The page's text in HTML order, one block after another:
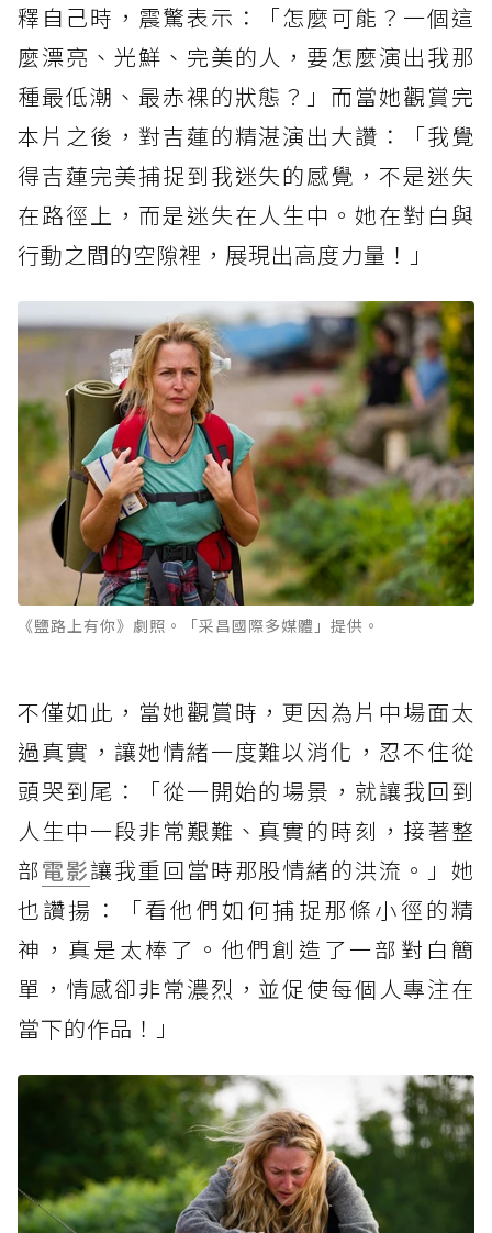
釋自己時，震驚表示：「怎麼可能？一個這
麼漂亮、光鮮、完美的人，要怎麼演出我那
種最低潮、最赤裸的狀態？」而當她觀賞完
本片之後，對吉蓮的精湛演出大讚：「我覺
得吉蓮完美捕捉到我迷失的感覺，不是迷失
在路徑上，而是迷失在人生中。她在對白與
行動之間的空隙裡，展現出高度力量！」
《鹽路上有你》劇照。「采昌國際多媒體」提供。
不僅如此，當她觀賞時，更因為片中場面太
過真實，讓她情緒一度難以消化，忍不住從
頭哭到尾：「從一開始的場景，就讓我回到
人生中一段非常艱難、真實的時刻，接著整
部電影讓我重回當時那股情緒的洪流。」她
也讚揚：「看他們如何捕捉那條小徑的精
神，真是太棒了。他們創造了一部對白簡
單，情感卻非常濃烈，並促使每個人專注在
當下的作品！」